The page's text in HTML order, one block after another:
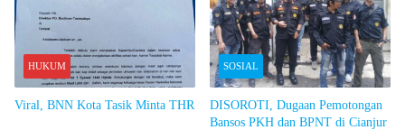
HUKUM
Viral, BNN Kota Tasik Minta THR
SOSIAL
DISOROTI, Dugaan Pemotongan
Bansos PKH dan BPNT di Cianjur